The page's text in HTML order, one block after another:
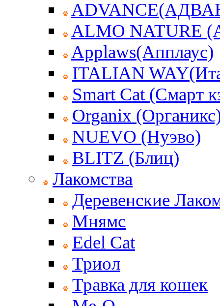
ALMO
Applaws(Апплаус)
ITALIAN
Smart Cat (Смарт
Organix
NUEVO (Нуэво)
BLITZ (Блиц)
Лакомства
Деревенские
Мнямс
Edel Cat
Триол
Травка для кошек